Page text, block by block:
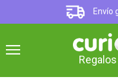
Envío